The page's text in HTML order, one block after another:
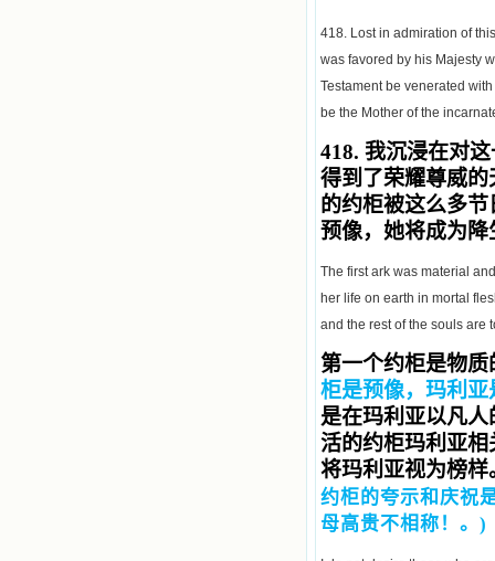
418. Lost in admiration of
was favored by his Majesty
Testament be venerated
be the Mother of the
418. 我沉浸在对
得到了荣耀尊威
的约柜被这么多
预像，她将成为
The first ark was material
her life on earth in mortal
and the rest of the souls are
第一个约柜是物
柜是预像，玛利
是在玛利亚以凡
活的约柜玛利亚
将玛利亚视为榜样
约柜的夸示和庆祝
母高贵不相称！。)